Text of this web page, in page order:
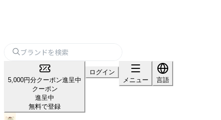
5,000円分クーポン進呈中
クーポン
進呈中
無料で登録
ログイン
メニュー
言語